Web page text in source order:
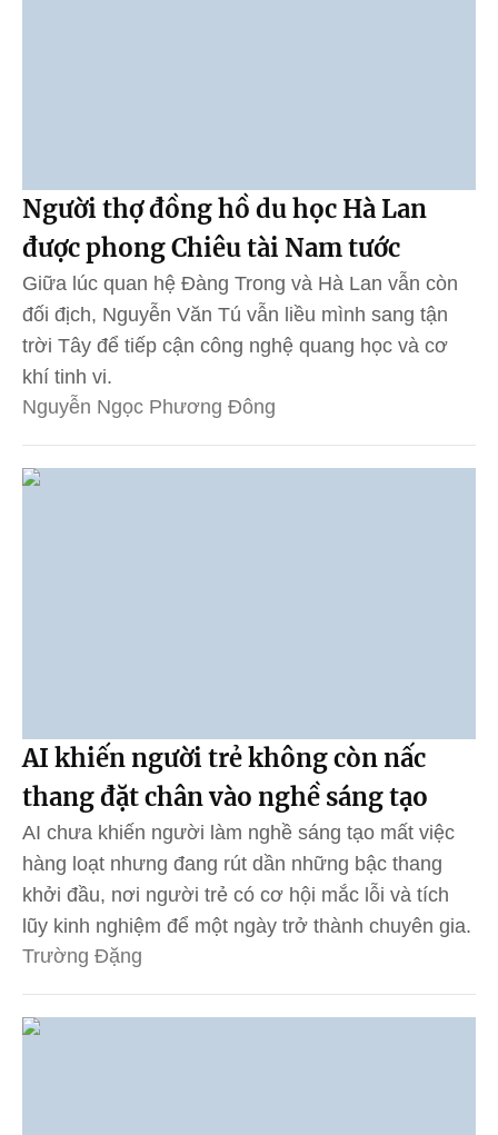
Người thợ đồng hồ du học Hà Lan
được phong Chiêu tài Nam tước
Giữa lúc quan hệ Đàng Trong và Hà Lan vẫn còn
đối địch, Nguyễn Văn Tú vẫn liều mình sang tận
trời Tây để tiếp cận công nghệ quang học và cơ
khí tinh vi.
Nguyễn Ngọc Phương Đông
AI khiến người trẻ không còn nấc
thang đặt chân vào nghề sáng tạo
AI chưa khiến người làm nghề sáng tạo mất việc
hàng loạt nhưng đang rút dần những bậc thang
khởi đầu, nơi người trẻ có cơ hội mắc lỗi và tích
lũy kinh nghiệm để một ngày trở thành chuyên gia.
Trường Đặng